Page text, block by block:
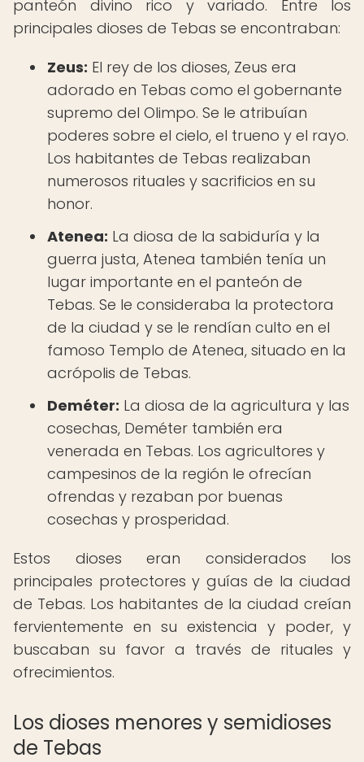
panteón divino rico y variado. Entre los
principales dioses de Tebas se encontraban:
Zeus: El rey de los dioses, Zeus era
adorado en Tebas como el gobernante
supremo del Olimpo. Se le atribuían
poderes sobre el cielo, el trueno y el rayo.
Los habitantes de Tebas realizaban
numerosos rituales y sacrificios en su
honor.
Atenea: La diosa de la sabiduría y la
guerra justa, Atenea también tenía un
lugar importante en el panteón de
Tebas. Se le consideraba la protectora
de la ciudad y se le rendían culto en el
famoso Templo de Atenea, situado en la
acrópolis de Tebas.
Deméter: La diosa de la agricultura y las
cosechas, Deméter también era
venerada en Tebas. Los agricultores y
campesinos de la región le ofrecían
ofrendas y rezaban por buenas
cosechas y prosperidad.
Estos dioses eran considerados los
principales protectores y guías de la ciudad
de Tebas. Los habitantes de la ciudad creían
fervientemente en su existencia y poder, y
buscaban su favor a través de rituales y
ofrecimientos.
Los dioses menores y semidioses
de Tebas